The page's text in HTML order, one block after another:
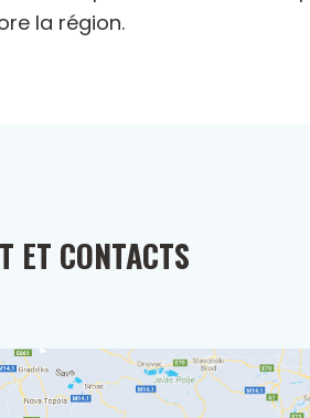
la région.
ET CONTACTS